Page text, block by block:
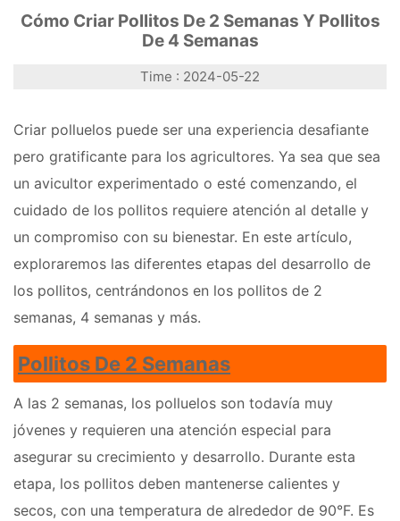
Cómo Criar Pollitos De 2 Semanas Y Pollitos
De 4 Semanas
Time : 2024-05-22
Criar polluelos puede ser una experiencia desafiante
pero gratificante para los agricultores. Ya sea que sea
un avicultor experimentado o esté comenzando, el
cuidado de los pollitos requiere atención al detalle y
un compromiso con su bienestar. En este artículo,
exploraremos las diferentes etapas del desarrollo de
los pollitos, centrándonos en los pollitos de 2
semanas, 4 semanas y más.
Pollitos De 2 Semanas
A las 2 semanas, los polluelos son todavía muy
jóvenes y requieren una atención especial para
asegurar su crecimiento y desarrollo. Durante esta
etapa, los pollitos deben mantenerse calientes y
secos, con una temperatura de alrededor de 90°F. Es